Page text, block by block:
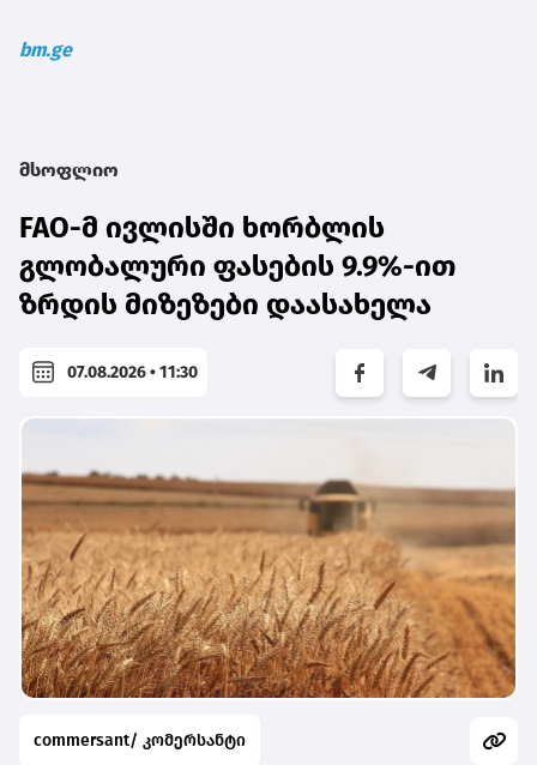
bm.ge
მსოფლიო
FAO-მ ივლისში ხორბლის
გლობალური ფასების 9.9%-ით
ზრდის მიზეზები დაასახელა
07.08.2026 • 11:30
commersant/ კომერსანტი